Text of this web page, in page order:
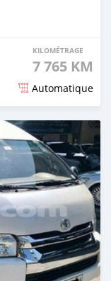
KILOMÉTRAGE
7 765 KM
Automatique